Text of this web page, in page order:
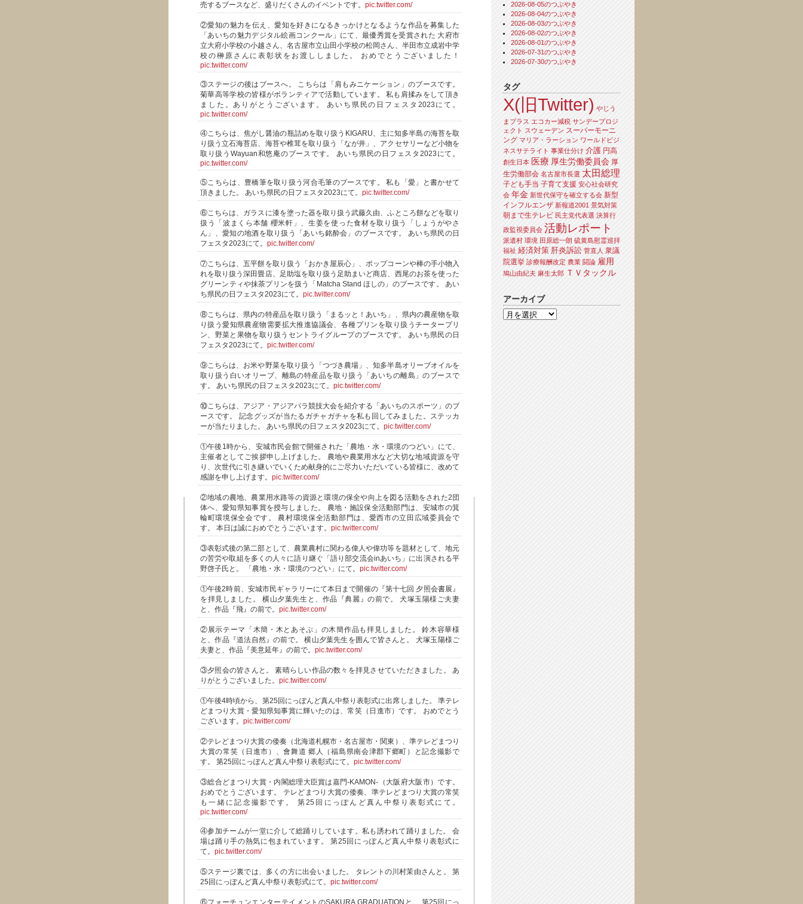
売するブースなど、盛りだくさんのイベントです。 pic.twitter.com/
②愛知の魅力を伝え、愛知を好きになるきっかけとなるような作品を募集した
「あいちの魅力デジタル絵画コンクール」にて、最優秀賞を受賞された 大府市
立大府小学校の小越さん、名古屋市立山田小学校の松岡さん、半田市立成岩中学
校の榊原さんに表彰状をお渡ししました。 おめでとうございました！
pic.twitter.com/
③ステージの後はブースへ。 こちらは「肩もみニケーション」のブースです。
菊華高等学校の皆様がボランティアで活動しています。 私も肩揉みをして頂き
ました。ありがとうございます。 あいち県民の日フェスタ2023にて。
pic.twitter.com/
④こちらは、焦がし醤油の瓶詰めを取り扱うKIGARU、主に知多半島の海苔を取
り扱う立石海苔店、海苔や椎茸を取り扱う「なが井」、アクセサリーなど小物を
取り扱うWayuan和悠庵のブースです。 あいち県民の日フェスタ2023にて。
pic.twitter.com/
⑤こちらは、豊橋筆を取り扱う河合毛筆のブースです。 私も「愛」と書かせて
頂きました。 あいち県民の日フェスタ2023にて。 pic.twitter.com/
⑥こちらは、ガラスに漆を塗った器を取り扱う武藤久由、ふところ餅などを取り
扱う「波まくら本舗 櫻米軒」、生姜を使った食材を取り扱う「しょうがやさ
ん」、愛知の地酒を取り扱う「あいち銘酔会」のブースです。 あいち県民の日
フェスタ2023にて。 pic.twitter.com/
⑦こちらは、五平餅を取り扱う「おかき屋辰心」、ポップコーンや棒の手小物入
れを取り扱う深田畳店、足助塩を取り扱う足助まいど商店、西尾のお茶を使った
グリーンティや抹茶プリンを扱う「Matcha Stand ほしの」のブースです。 あい
ち県民の日フェスタ2023にて。 pic.twitter.com/
⑧こちらは、県内の特産品を取り扱う「まるッと！あいち」、県内の農産物を取
り扱う愛知県農産物需要拡大推進協議会、各種プリンを取り扱うチータープリ
ン、野菜と果物を取り扱うセントライグループのブースです。 あいち県民の日
フェスタ2023にて。 pic.twitter.com/
⑨こちらは、お米や野菜を取り扱う「つづき農場」、知多半島オリーブオイルを
取り扱う白いオリーブ、離島の特産品を取り扱う「あいちの離島」のブースで
す。 あいち県民の日フェスタ2023にて。 pic.twitter.com/
⑩こちらは、アジア・アジアパラ競技大会を紹介する「あいちのスポーツ」のブ
ースです。 記念グッズが当たるガチャガチャを私も回してみました。ステッカ
ーが当たりました。 あいち県民の日フェスタ2023にて。 pic.twitter.com/
①午後1時から、安城市民会館で開催された「農地・水・環境のつどい」にて、
主催者としてご挨拶申し上げました。 農地や農業用水など大切な地域資源を守
り、次世代に引き継いでいくため献身的にご尽力いただいている皆様に、改めて
感謝を申し上げます。 pic.twitter.com/
②地域の農地、農業用水路等の資源と環境の保全や向上を図る活動をされた2団
体へ、愛知県知事賞を授与しました。 農地・施設保全活動部門は、安城市の箕
輪町環境保全会です。 農村環境保全活動部門は、愛西市の立田広域委員会で
す。 本日は誠におめでとうございます。 pic.twitter.com/
③表彰式後の第二部として、農業農村に関わる偉人や偉功等を題材として、地元
の苦労や取組を多くの人々に語り継ぐ「語り部交流会inあいち」に出演される平
野啓子氏と。 「農地・水・環境のつどい」にて。 pic.twitter.com/
①午後2時前、安城市民ギャラリーにて本日まで開催の『第十七回 夕照会書展』
を拝見しました。 横山夕葉先生と、作品『典麗』の前で。 犬塚玉陽様ご夫妻
と、作品『飛』の前で。 pic.twitter.com/
②展示テーマ「木簡・木とあそぶ」の木簡作品も拝見しました。 鈴木容華様
と、作品『道法自然』の前で。 横山夕葉先生を囲んで皆さんと。 犬塚玉陽様ご
夫妻と、作品『美意延年』の前で。 pic.twitter.com/
③夕照会の皆さんと。 素晴らしい作品の数々を拝見させていただきました。 あ
りがとうございました。 pic.twitter.com/
①午後4時頃から、第25回にっぽんど真ん中祭り表彰式に出席しました。 準テレ
どまつり大賞・愛知県知事賞に輝いたのは、常笑（日進市）です。 おめでとう
ございます。 pic.twitter.com/
②テレどまつり大賞の倭奏（北海道札幌市・名古屋市・関東）、準テレどまつり
大賞の常笑（日進市）、會舞道 郷人（福島県南会津郡下郷町）と記念撮影で
す。 第25回にっぽんど真ん中祭り表彰式にて。 pic.twitter.com/
③総合どまつり大賞・内閣総理大臣賞は嘉門-KAMON-（大阪府大阪市）です。
おめでとうございます。 テレどまつり大賞の倭奏、準テレどまつり大賞の常笑
も一緒に記念撮影です。 第25回にっぽんど真ん中祭り表彰式にて。
pic.twitter.com/
④参加チームが一堂に介して総踊りしています。私も誘われて踊りました。 会
場は踊り手の熱気に包まれています。 第25回にっぽんど真ん中祭り表彰式に
て。 pic.twitter.com/
⑤ステージ裏では、多くの方に出会いました。 タレントの川村茉由さんと。 第
25回にっぽんど真ん中祭り表彰式にて。 pic.twitter.com/
⑥フォーチュンエンターテイメントのSAKURA GRADUATIONと。 第25回にっ
2026-08-05のつぶやき
2026-08-04のつぶやき
2026-08-03のつぶやき
2026-08-02のつぶやき
2026-08-01のつぶやき
2026-07-31のつぶやき
2026-07-30のつぶやき
タグ
X(旧Twitter) やじう
まプラス エコカー減税 サンデープロジ
ェクト スウェーデン スーパーモーニ
ング マリア・ラーション ワールドビジ
ネスサテライト 事業仕分け 介護 円高
創生日本 医療 厚生労働委員会 厚
生労働部会 名古屋市長選 太田総理
子ども手当 子育て支援 安心社会研究
会 年金 新世代保守を確立する会 新型
インフルエンザ 新報道2001 景気対策
朝まで生テレビ 民主党代表選 決算行
政監視委員会 活動レポート
派遣村 環境 田原総一朗 硫黄島慰霊巡拝
福祉 経済対策 肝炎訴訟 菅直人 衆議
院選挙 診療報酬改定 農業 闘論 雇用
鳩山由紀夫 麻生太郎 ＴＶタックル
アーカイブ